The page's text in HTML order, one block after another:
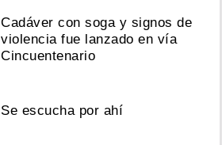
Cadáver con soga y signos de
violencia fue lanzado en vía
Cincuentenario
Se escucha por ahí